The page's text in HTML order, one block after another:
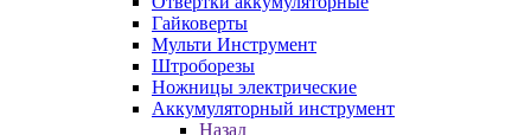
Гайковерты
Мульти Инструмент
Штроборезы
Ножницы электрические
Аккумуляторный инструмент
Назад